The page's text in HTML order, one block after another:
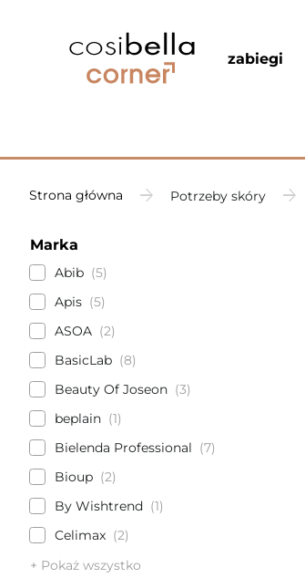
zabiegi
Strona główna Potrzeby skóry
Marka
Abib
5
Apis
5
ASOA
2
BasicLab
8
Beauty Of Joseon
3
beplain
1
Bielenda Professional
7
Bioup
2
By Wishtrend
1
Celimax
2
+ Pokaż wszystko